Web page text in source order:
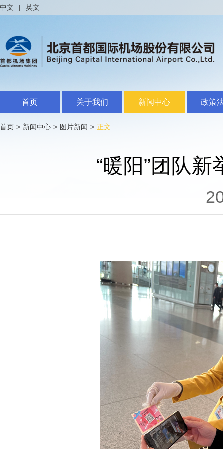
中文 | 英文
首页 关于我们 新闻中心 政策
首页 > 新闻中心 > 图片新闻 > 正文
“暖阳”团队